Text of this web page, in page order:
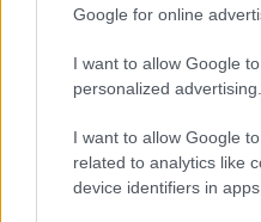
Google for online
I want to allow Google
personalized advertising.
I want to allow Google
related to analytics like
device identifiers in apps.